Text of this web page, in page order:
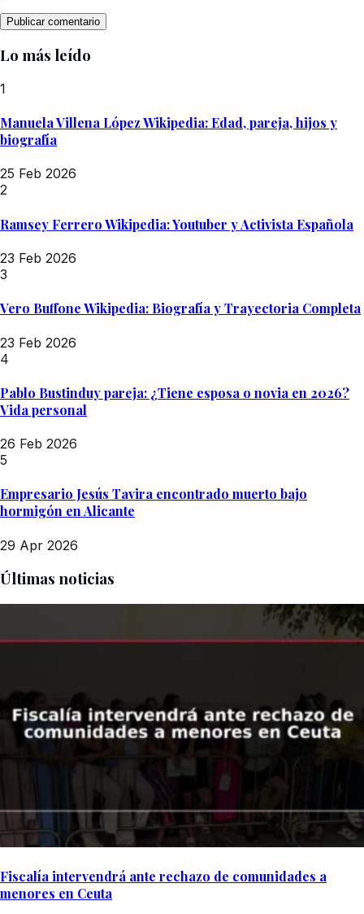
Lo más leído
1
Manuela Villena López Wikipedia: Edad, pareja, hijos y
biografía
25 Feb 2026
2
Ramsey Ferrero Wikipedia: Youtuber y Activista Española
23 Feb 2026
3
Vero Buffone Wikipedia: Biografía y Trayectoria Completa
23 Feb 2026
4
Pablo Bustinduy pareja: ¿Tiene esposa o novia en 2026?
Vida personal
26 Feb 2026
5
Empresario Jesús Tavira encontrado muerto bajo
hormigón en Alicante
29 Apr 2026
Últimas noticias
Fiscalía intervendrá ante rechazo de comunidades a
menores en Ceuta